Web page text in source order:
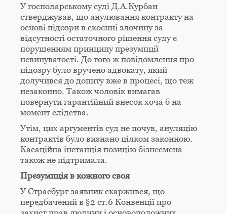
У господарському суді Д.А.Курбан
стверджував, що анулювання контракту на
основі підозри в скоєнні злочину за
відсутності остаточного рішення суду є
порушенням принципу презумпції
невинуватості. До того ж повідомлення про
підозру було вручено адвокату, який
долучився до допиту вже в процесі, що теж
незаконно. Також чоловік вимагав
повернути гарантійний внесок хоча б на
момент слідства.
Утім, цих аргументів суд не почув, ануляцію
контрактів було визнано цілком законною.
Касаційна інстанція позицію бізнесмена
також не підтримала.
Презумпція в кожного своя
У Страсбург заявник скаржився, що
передбачений в §2 ст.6 Конвенції про